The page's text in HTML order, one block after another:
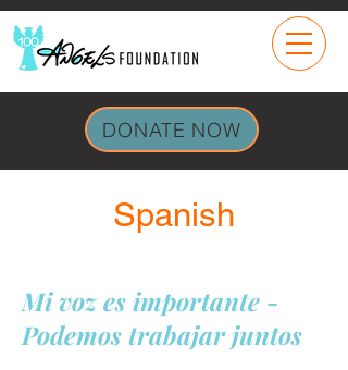
DONATE NOW
Spanish
Mi voz es importante -
Podemos trabajar juntos